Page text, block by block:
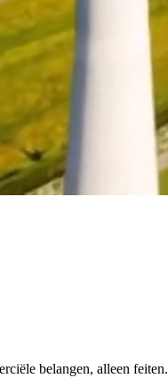
belangen, alleen feiten.